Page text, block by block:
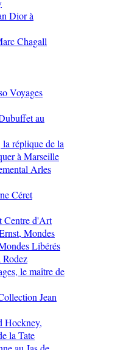
Dior à
Chagall
Voyages
au
réplique de la
à Marseille
Arles
Céret
Centre d'Art
Mondes
Libérés
Rodez
le maître de
Jean
Hockney,
la Tate